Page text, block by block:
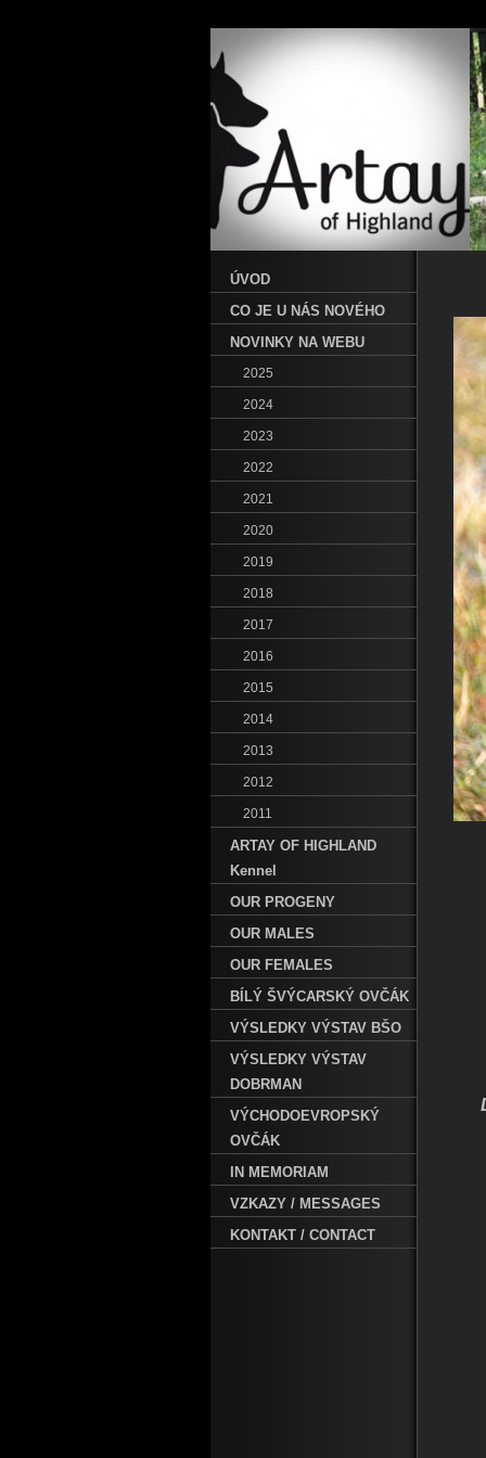
ÚVOD
CO JE U NÁS NOVÉHO
NOVINKY NA WEBU
2025
2024
2023
2022
2021
2020
2019
2018
2017
2016
2015
2014
2013
2012
2011
ARTAY OF HIGHLAND
Kennel
OUR PROGENY
OUR MALES
OUR FEMALES
BÍLÝ ŠVÝCARSKÝ OVČÁK
VÝSLEDKY VÝSTAV BŠO
VÝSLEDKY VÝSTAV
DOBRMAN
VÝCHODOEVROPSKÝ
OVČÁK
IN MEMORIAM
VZKAZY / MESSAGES
KONTAKT / CONTACT